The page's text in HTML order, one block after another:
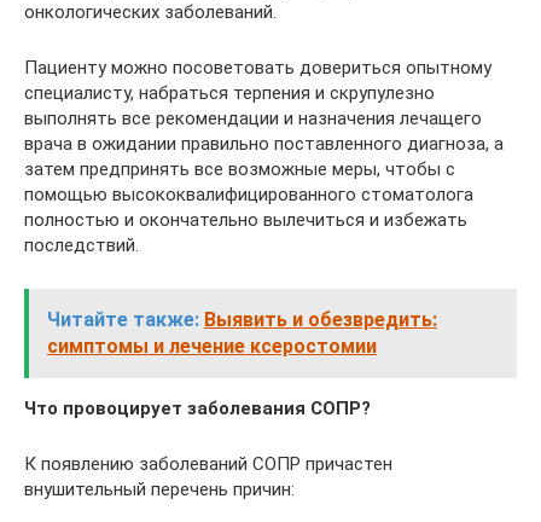
онкологических заболеваний.
Пациенту можно посоветовать довериться опытному
специалисту, набраться терпения и скрупулезно
выполнять все рекомендации и назначения лечащего
врача в ожидании правильно поставленного диагноза, а
затем предпринять все возможные меры, чтобы с
помощью высококвалифицированного стоматолога
полностью и окончательно вылечиться и избежать
последствий.
Читайте также: Выявить и обезвредить:
симптомы и лечение ксеростомии
Что провоцирует заболевания СОПР?
К появлению заболеваний СОПР причастен
внушительный перечень причин: